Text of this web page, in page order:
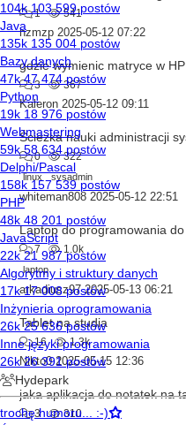
1 541
hzmzp 2025-05-12 07:22
gdzie wymienic matryce w HP
3 367
Kaleron 2025-05-12 09:11
Ścieżka nauki administracji
0
322
linux
sysadmin
whiteman808 2025-05-12 22:51
Laptop do programowania do
7
1.0k
laptop
arkadiusz97 2025-05-13 06:21
Tablet na studia
16 1.3k
Nikto0 2025-05-15 12:36
jaka aplikacja do notatek na
3 310